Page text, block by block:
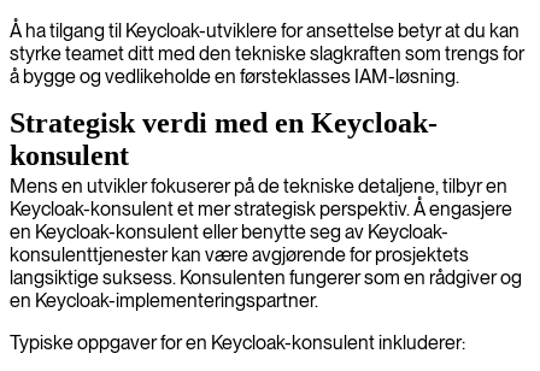
Å ha tilgang til Keycloak-utviklere for ansettelse betyr at du kan
styrke teamet ditt med den tekniske slagkraften som trengs for
å bygge og vedlikeholde en førsteklasses IAM-løsning.
Strategisk verdi med en Keycloak-
konsulent
Mens en utvikler fokuserer på de tekniske detaljene, tilbyr en
Keycloak-konsulent et mer strategisk perspektiv. Å engasjere
en Keycloak-konsulent eller benytte seg av Keycloak-
konsulenttjenester kan være avgjørende for prosjektets
langsiktige suksess. Konsulenten fungerer som en rådgiver og
en Keycloak-implementeringspartner.
Typiske oppgaver for en Keycloak-konsulent inkluderer: